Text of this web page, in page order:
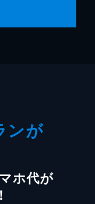
ンが
ホ代が